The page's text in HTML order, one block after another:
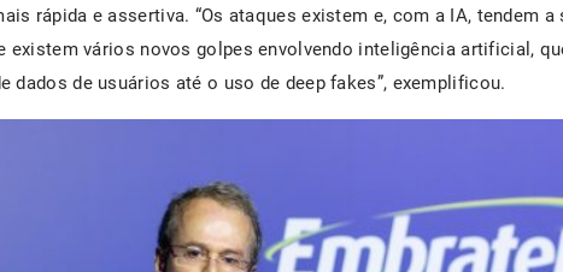
rápida e assertiva. “Os ataques existem e, com a IA, tendem a
existem vários novos golpes envolvendo inteligência artificial,
dados de usuários até o uso de deep fakes”, exemplificou.